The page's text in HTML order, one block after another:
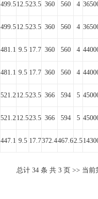
499.512.523.5 360 560 4
499.512.523.5 360 560 4
481.1 9.5 17.7 360 560 4
481.1 9.5 17.7 360 560 4
521.212.523.5 366 594 5
521.212.523.5 366 594 5
447.1 9.5 17.7372.4467.62.5
总计 34条 共 3页 >> 当前